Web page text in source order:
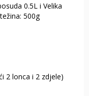
0.5L i Velika
500g
2 lonca i 2 zdjele)